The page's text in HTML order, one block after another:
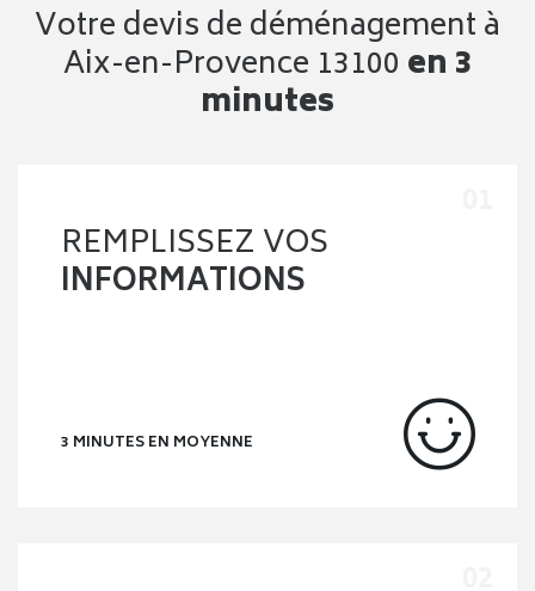
Votre devis de déménagement à
Aix-en-Provence 13100 en 3
minutes
REMPLISSEZ VOS
INFORMATIONS
3 MINUTES EN MOYENNE